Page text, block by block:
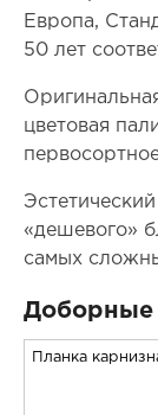
Европа,
50 лет
цветовая
«дешевого»
самых
Доборные
Планка